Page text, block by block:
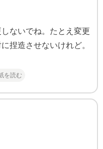
ないでね。たとえ変更
捏造させないけれど。
を読む